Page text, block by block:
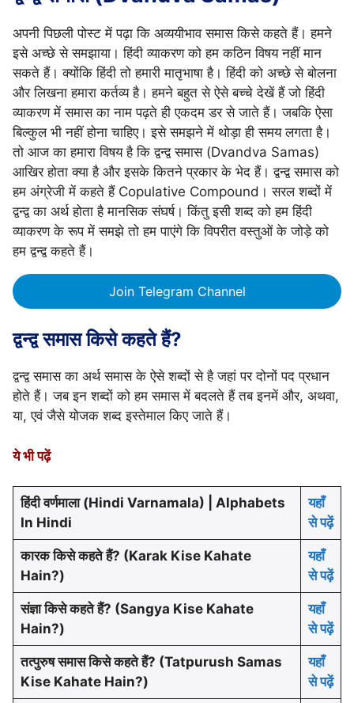
अपनी पिछली पोस्ट में पढ़ा कि अव्ययीभाव समास किसे कहते हैं। हमने
इसे अच्छे से समझाया। हिंदी व्याकरण को हम कठिन विषय नहीं मान
सकते हैं। क्योंकि हिंदी तो हमारी मातृभाषा है। हिंदी को अच्छे से बोलना
और लिखना हमारा कर्तव्य है। हमने बहुत से ऐसे बच्चे देखें हैं जो हिंदी
व्याकरण में समास का नाम पढ़ते ही एकदम डर से जाते हैं। जबकि ऐसा
बिल्कुल भी नहीं होना चाहिए। इसे समझने में थोड़ा ही समय लगता है।
तो आज का हमारा विषय है कि द्वन्द्व समास (Dvandva Samas)
आखिर होता क्या है और इसके कितने प्रकार के भेद हैं। द्वन्द्व समास को
हम अंग्रेजी में कहते हैं Copulative Compound। सरल शब्दों में
द्वन्द्व का अर्थ होता है मानसिक संघर्ष। किंतु इसी शब्द को हम हिंदी
व्याकरण के रूप में समझे तो हम पाएंगे कि विपरीत वस्तुओं के जोड़े को
हम द्वन्द्व कहते हैं।
Join Telegram Channel
द्वन्द्व समास किसे कहते हैं?
द्वन्द्व समास का अर्थ समास के ऐसे शब्दों से है जहां पर दोनों पद प्रधान
होते हैं। जब इन शब्दों को हम समास में बदलते हैं तब इनमें और, अथवा,
या, एवं जैसे योजक शब्द इस्तेमाल किए जाते हैं।
ये भी पढ़ें
हिंदी वर्णमाला (Hindi Varnamala) | Alphabets
In Hindi
यहाँ
से पढ़ें
कारक किसे कहते हैं? (Karak Kise Kahate
Hain?)
यहाँ
से पढ़ें
संज्ञा किसे कहते हैं? (Sangya Kise Kahate
Hain?)
यहाँ
से पढ़ें
तत्पुरुष समास किसे कहते हैं? (Tatpurush Samas
Kise Kahate Hain?)
यहाँ
से पढ़ें